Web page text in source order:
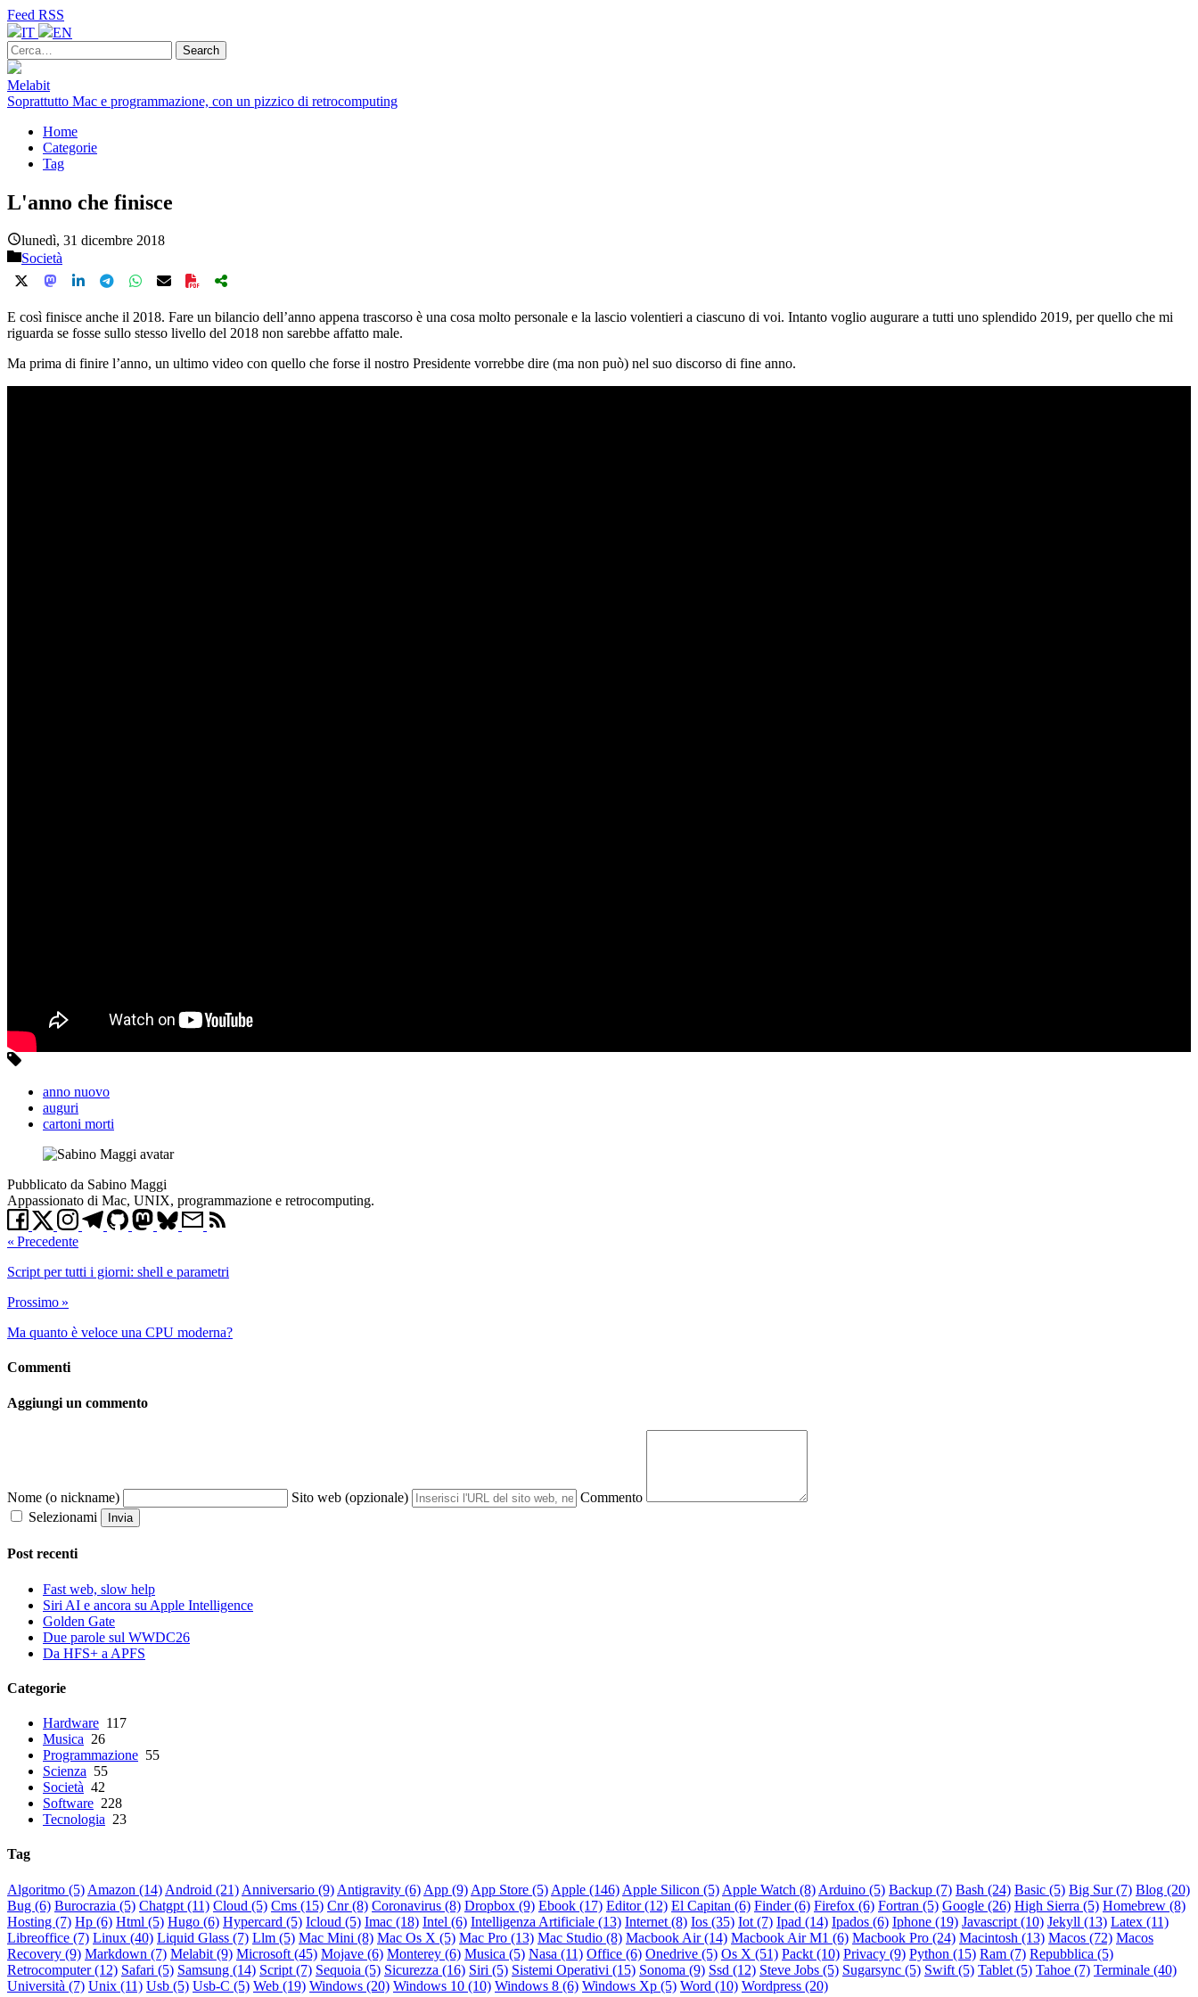
Feed RSS
IT
EN
Melabit
Soprattutto Mac e programmazione, con un pizzico di retrocomputing
Home
Categorie
Tag
L'anno che finisce
lunedì, 31 dicembre 2018
Società
E così finisce anche il 2018. Fare un bilancio dell’anno appena trascorso è una cosa molto personale e la lascio volentieri a ciascuno di voi. Intanto voglio augurare a tutti uno splendido 2019, per quello che mi
riguarda se fosse sullo stesso livello del 2018 non sarebbe affatto male.
Ma prima di finire l’anno, un ultimo video con quello che forse il nostro Presidente vorrebbe dire (ma non può) nel suo discorso di fine anno.
anno nuovo
auguri
cartoni morti
Pubblicato da Sabino Maggi
Appassionato di Mac, UNIX, programmazione e retrocomputing.
« Precedente
Script per tutti i giorni: shell e parametri
Prossimo »
Ma quanto è veloce una CPU moderna?
Commenti
Aggiungi un commento
Nome (o nickname) Sito web (opzionale)
Commento
Selezionami
Invia
Post recenti
Fast web, slow help
Siri AI e ancora su Apple Intelligence
Golden Gate
Due parole sul WWDC26
Da HFS+ a APFS
Categorie
Hardware 117
Musica 26
Programmazione 55
Scienza 55
Società 42
Software 228
Tecnologia 23
Tag
Algoritmo (5) Amazon (14) Android (21) Anniversario (9) Antigravity (6) App (9) App Store (5) Apple (146) Apple Silicon (5) Apple Watch (8) Arduino (5) Backup (7) Bash (24) Basic (5) Big Sur (7) Blog (20)
Bug (6) Burocrazia (5) Chatgpt (11) Cloud (5) Cms (15) Cnr (8) Coronavirus (8) Dropbox (9) Ebook (17) Editor (12) El Capitan (6) Finder (6) Firefox (6) Fortran (5) Google (26) High Sierra (5) Homebrew (8)
Hosting (7) Hp (6) Html (5) Hugo (6) Hypercard (5) Icloud (5) Imac (18) Intel (6) Intelligenza Artificiale (13) Internet (8) Ios (35) Iot (7) Ipad (14) Ipados (6) Iphone (19) Javascript (10) Jekyll (13) Latex (11)
Libreoffice (7) Linux (40) Liquid Glass (7) Llm (5) Mac Mini (8) Mac Os X (5) Mac Pro (13) Mac Studio (8) Macbook Air (14) Macbook Air M1 (6) Macbook Pro (24) Macintosh (13) Macos (72) Macos
Recovery (9) Markdown (7) Melabit (9) Microsoft (45) Mojave (6) Monterey (6) Musica (5) Nasa (11) Office (6) Onedrive (5) Os X (51) Packt (10) Privacy (9) Python (15) Ram (7) Repubblica (5)
Retrocomputer (12) Safari (5) Samsung (14) Script (7) Sequoia (5) Sicurezza (16) Siri (5) Sistemi Operativi (15) Sonoma (9) Ssd (12) Steve Jobs (5) Sugarsync (5) Swift (5) Tablet (5) Tahoe (7) Terminale (40)
Università (7) Unix (11) Usb (5) Usb-C (5) Web (19) Windows (20) Windows 10 (10) Windows 8 (6) Windows Xp (5) Word (10) Wordpress (20)